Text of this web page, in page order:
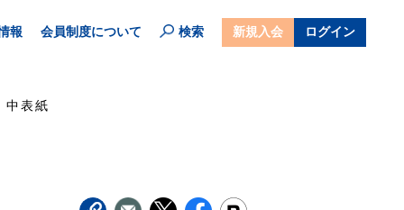
報 会員制度について 検索 新規入会 ログイン
中表紙